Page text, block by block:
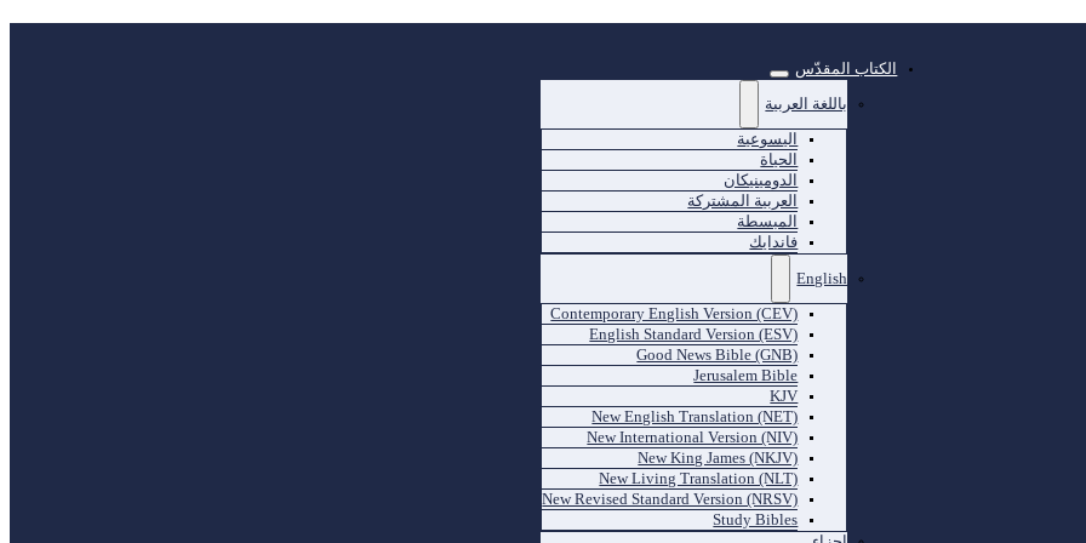
الكتاب المقدّس
باللغة العربية
اليسوعية
الحياة
الدومينيكان
العربية المشتركة
المبسطة
فاندايك
English
Contemporary English Version (CEV)
English Standard Version (ESV)
Good News Bible (GNB)
Jerusalem Bible
KJV
New English Translation (NET)
New International Version (NIV)
New King James (NKJV)
New Living Translation (NLT)
New Revised Standard Version (NRSV)
Study Bibles